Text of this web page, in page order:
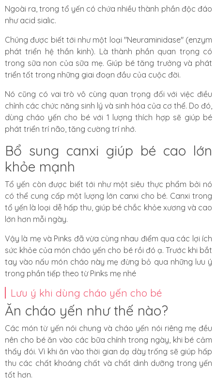
Ngoài ra, trong tổ yến có chứa nhiều thành phần độc đáo
như acid sialic.
Chúng được biết tới như một loại "Neuraminidase" (enzym
phát triển hệ thần kinh). Là thành phần quan trọng có
trong sữa non của sữa mẹ. Giúp bé tăng trưởng và phát
triển tốt trong những giai đoạn đầu của cuộc đời.
Nó cũng có vai trò vô cùng quan trọng đối với việc điều
chỉnh các chức năng sinh lý và sinh hóa của cơ thể. Do đó,
dùng cháo yến cho bé với 1 lượng thích hợp sẽ giúp bé
phát triển trí não, tăng cường trí nhớ.
Bổ sung canxi giúp bé cao lớn
khỏe mạnh
Tổ yến còn được biết tới như một siêu thực phẩm bởi nó
có thể cung cấp một lượng lớn canxi cho bé. Canxi trong
tổ yến là loại dễ hấp thu, giúp bé chắc khỏe xương và cao
lớn hơn mỗi ngày.
Vậy là mẹ và Pinks đã vừa cùng nhau điểm qua các lợi ích
sức khỏe của món cháo yến cho bé rồi đó ạ. Trước khi bắt
tay vào nấu món cháo này mẹ đừng bỏ qua những lưu ý
trong phần tiếp theo từ Pinks mẹ nhé
Lưu ý khi dùng cháo yến cho bé
Ăn cháo yến như thế nào?
Các món từ yến nói chung và cháo yến nói riêng mẹ đều
nên cho bé ăn vào các bữa chính trong ngày, khi bé cảm
thấy đói. Vì khi ăn vào thời gian dạ dày trống sẽ giúp hấp
thu các chất khoáng chất và chất dinh dưỡng trong yến
tốt hơn.